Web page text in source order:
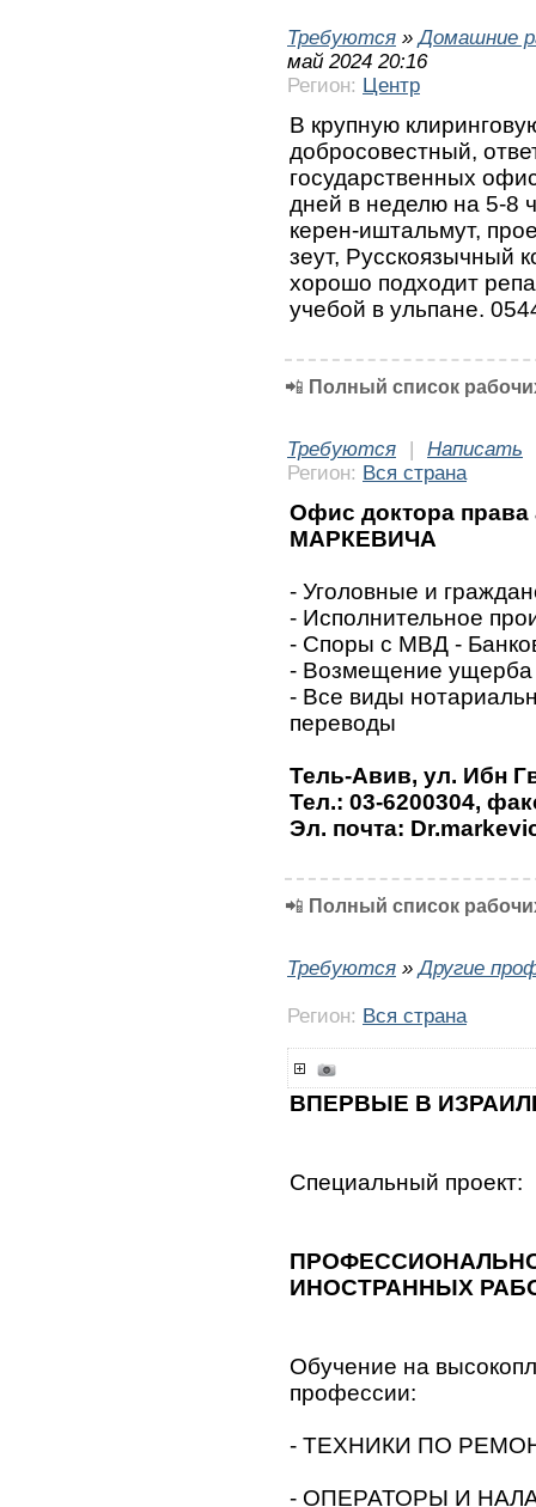
Требуются »Домашние
май 2024 20:16
Регион: Центр
В крупную
добросовестный,
государственных
дней в неделю на 5-8
керен-иштальмут,
зеут, Русскоязычный
хорошо подходит
учебой в ульпане.
📲 Полный список
Требуются | Написать
Регион: Вся страна
Офис доктора
МАРКЕВИЧА
- Уголовные и
- Исполнительное
- Споры с МВД -
- Возмещение ущерба
- Все виды
переводы
Тель-Авив, ул. Ибн
Тел.: 03-6200304,
Эл. почта:
📲 Полный список
Требуются »Другие
Регион: Вся страна
ВПЕРВЫЕ В
Специальный проект:
ИНОСТРАННЫХ
Обучение на
профессии:
- ТЕХНИКИ ПО
- ОПЕРАТОРЫ И